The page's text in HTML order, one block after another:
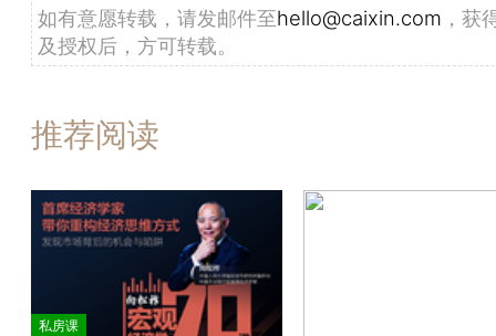
如有意愿转载，请发邮件至hello@caixin.com ，获
及授权后，方可转载。
推荐阅读
私房课